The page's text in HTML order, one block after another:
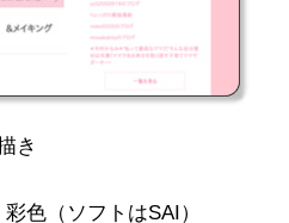
き
色（ソフトはSAI）